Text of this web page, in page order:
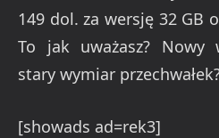
149 dol. za wersję 32 GB
To jak uważasz? Nowy
stary wymiar
[showads ad=rek3]